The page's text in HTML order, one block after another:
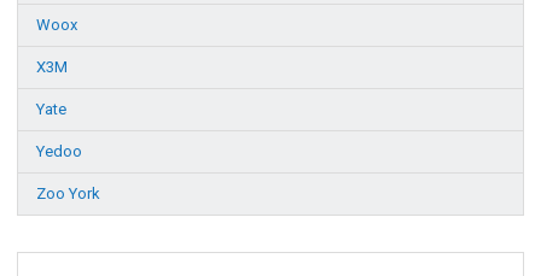
Woox
X3M
Yate
Yedoo
Zoo York